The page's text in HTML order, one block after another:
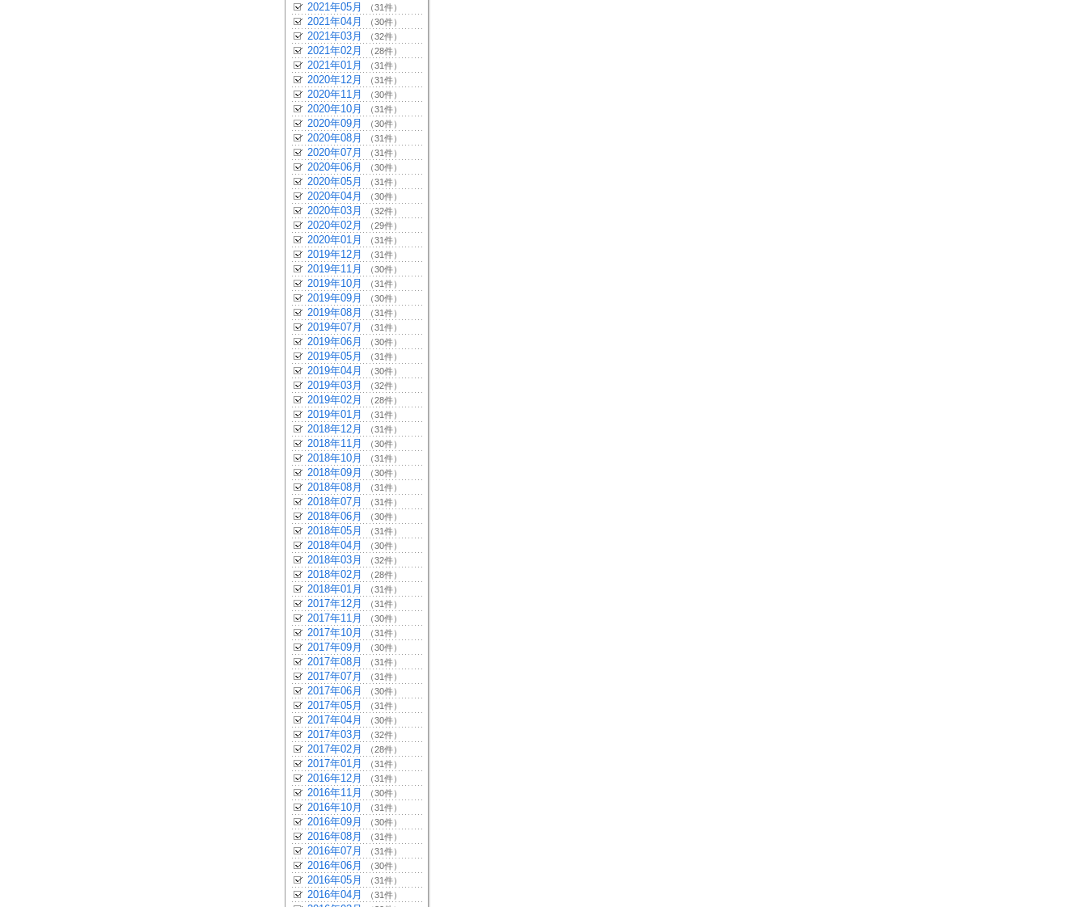
2021年05月 （31件）
2021年04月 （30件）
2021年03月 （32件）
2021年02月 （28件）
2021年01月 （31件）
2020年12月 （31件）
2020年11月 （30件）
2020年10月 （31件）
2020年09月 （30件）
2020年08月 （31件）
2020年07月 （31件）
2020年06月 （30件）
2020年05月 （31件）
2020年04月 （30件）
2020年03月 （32件）
2020年02月 （29件）
2020年01月 （31件）
2019年12月 （31件）
2019年11月 （30件）
2019年10月 （31件）
2019年09月 （30件）
2019年08月 （31件）
2019年07月 （31件）
2019年06月 （30件）
2019年05月 （31件）
2019年04月 （30件）
2019年03月 （32件）
2019年02月 （28件）
2019年01月 （31件）
2018年12月 （31件）
2018年11月 （30件）
2018年10月 （31件）
2018年09月 （30件）
2018年08月 （31件）
2018年07月 （31件）
2018年06月 （30件）
2018年05月 （31件）
2018年04月 （30件）
2018年03月 （32件）
2018年02月 （28件）
2018年01月 （31件）
2017年12月 （31件）
2017年11月 （30件）
2017年10月 （31件）
2017年09月 （30件）
2017年08月 （31件）
2017年07月 （31件）
2017年06月 （30件）
2017年05月 （31件）
2017年04月 （30件）
2017年03月 （32件）
2017年02月 （28件）
2017年01月 （31件）
2016年12月 （31件）
2016年11月 （30件）
2016年10月 （31件）
2016年09月 （30件）
2016年08月 （31件）
2016年07月 （31件）
2016年06月 （30件）
2016年05月 （31件）
2016年04月 （31件）